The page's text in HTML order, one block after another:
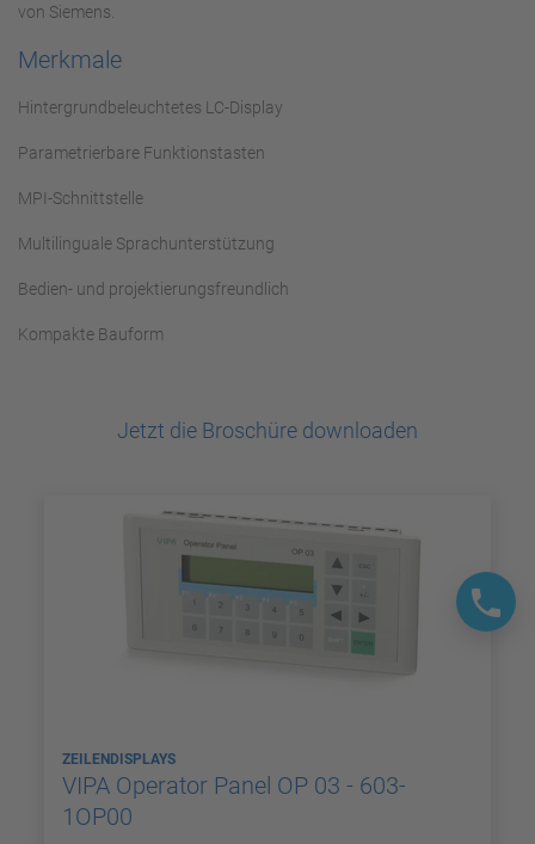
von Siemens.
Merkmale
Hintergrundbeleuchtetes LC-Display
Parametrierbare Funktionstasten
MPI-Schnittstelle
Multilinguale Sprachunterstützung
Bedien- und projektierungsfreundlich
Kompakte Bauform
Jetzt die Broschüre downloaden
ZEILENDISPLAYS
VIPA Operator Panel OP 03 - 603-
1OP00